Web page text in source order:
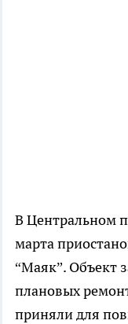
В Центральном
марта
“Маяк”. Объект
плановых
приняли для